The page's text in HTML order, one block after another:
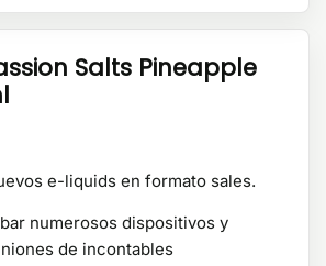
Salts Pineapple
e-liquids en formato sales.
numerosos dispositivos y
de incontables